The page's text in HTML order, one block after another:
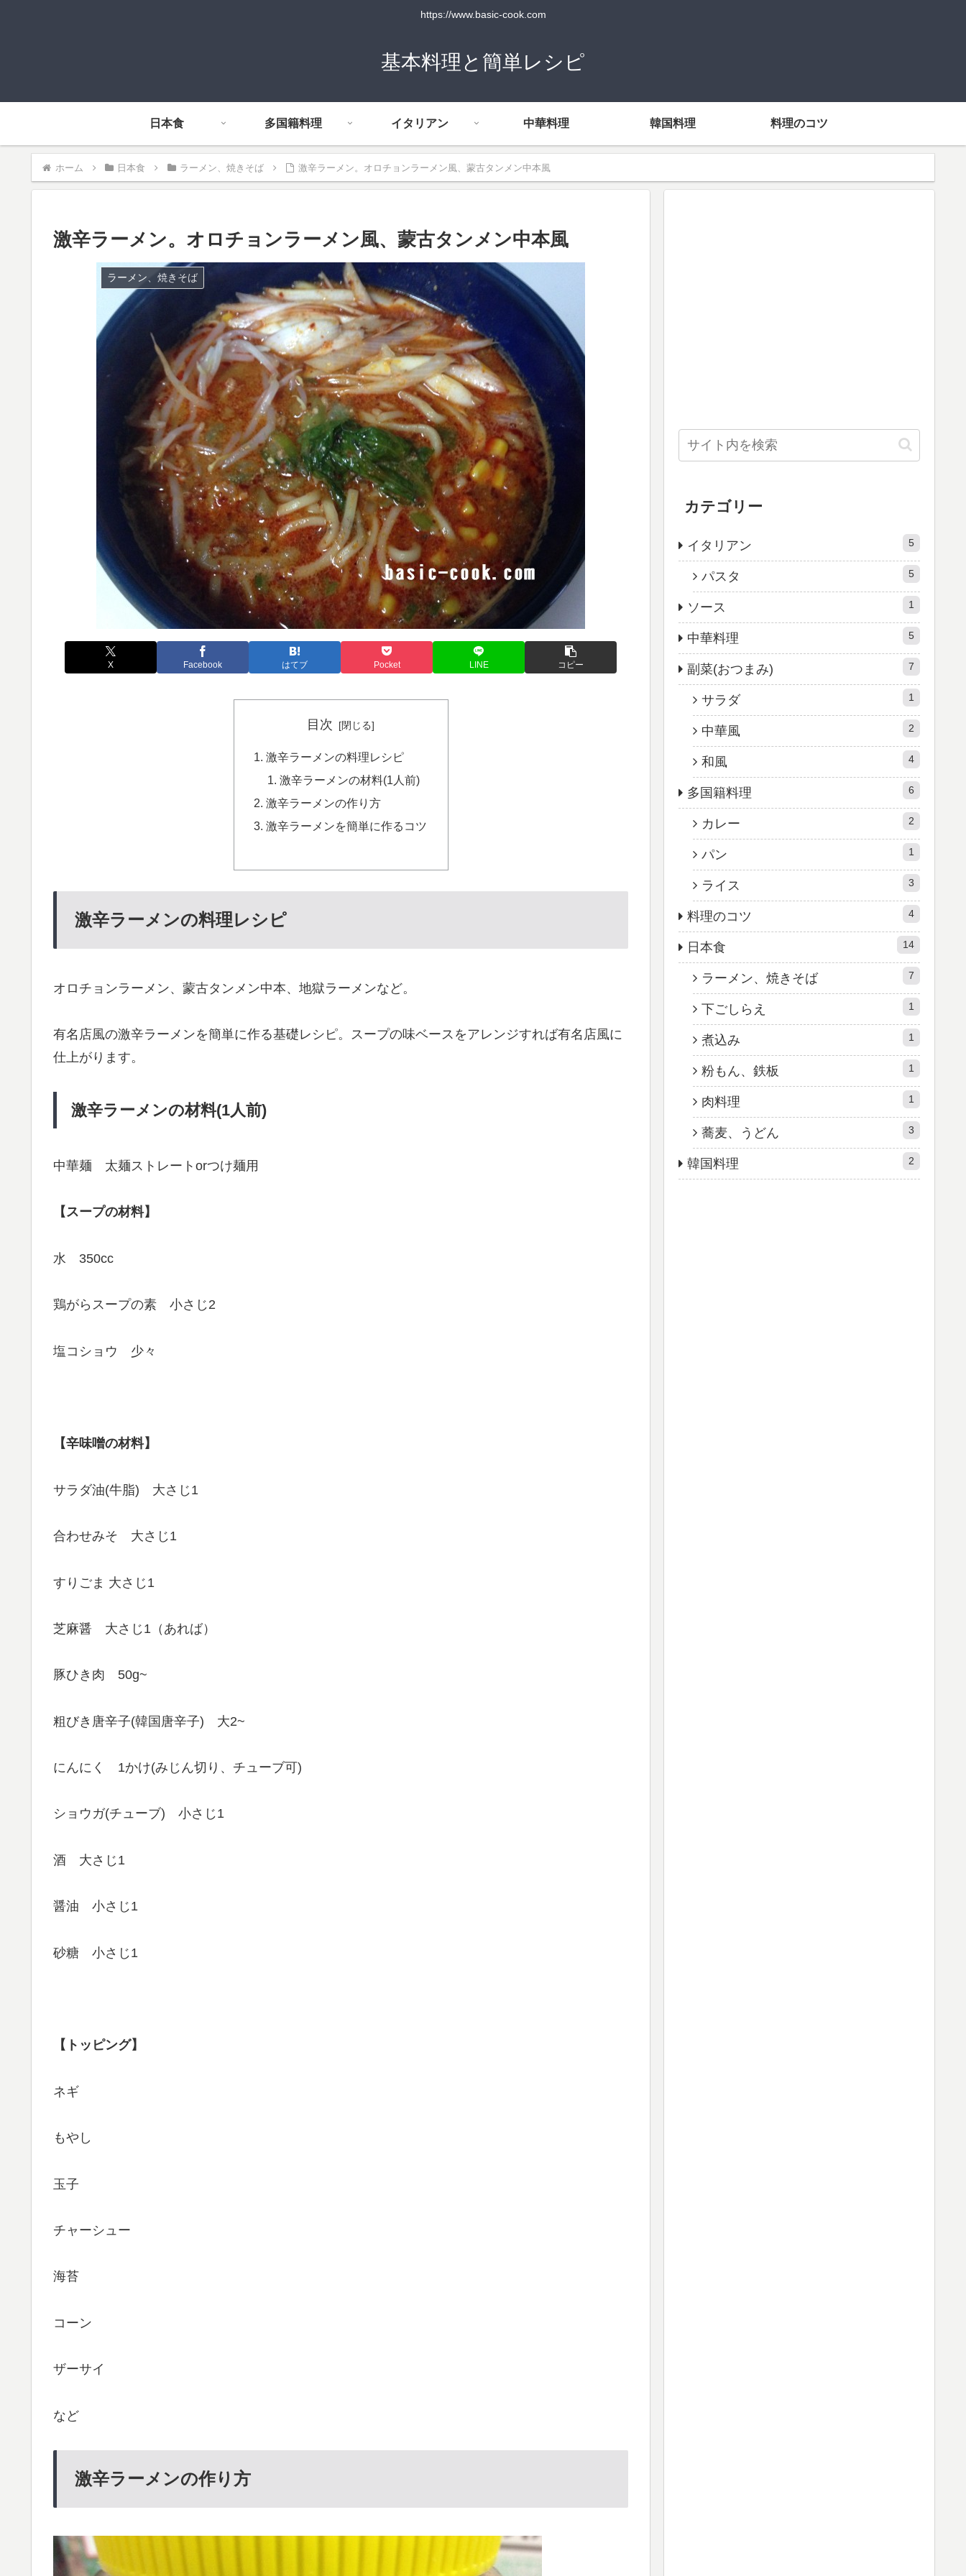
https://www.basic-cook.com
基本料理と簡単レシピ
日本食 多国籍料理 イタリアン 中華料理 韓国料理 料理のコツ
ホーム 日本食 ラーメン、焼きそば 激辛ラーメン。オロチョンラーメン風、蒙古タンメン中本風
激辛ラーメン。オロチョンラーメン風、蒙古タンメン中本風
ラーメン、焼きそば
X Facebook はてブ Pocket LINE コピー
目次
激辛ラーメンの料理レシピ
激辛ラーメンの材料(1人前)
激辛ラーメンの作り方
激辛ラーメンを簡単に作るコツ
激辛ラーメンの料理レシピ
オロチョンラーメン、蒙古タンメン中本、地獄ラーメンなど。
有名店風の激辛ラーメンを簡単に作る基礎レシピ。スープの味ベースをアレンジすれば有名店風に
仕上がります。
激辛ラーメンの材料(1人前)
中華麺 太麺ストレートorつけ麺用
【スープの材料】
水 350cc
鶏がらスープの素 小さじ2
塩コショウ 少々
【辛味噌の材料】
サラダ油(牛脂) 大さじ1
合わせみそ 大さじ1
すりごま 大さじ1
芝麻醤 大さじ1（あれば）
豚ひき肉 50g~
粗びき唐辛子(韓国唐辛子) 大2~
にんにく 1かけ(みじん切り、チューブ可)
ショウガ(チューブ) 小さじ1
酒 大さじ1
醤油 小さじ1
砂糖 小さじ1
【トッピング】
ネギ
もやし
玉子
チャーシュー
海苔
コーン
ザーサイ
など
激辛ラーメンの作り方
カテゴリー
イタリアン 5
パスタ 5
ソース 1
中華料理 5
副菜(おつまみ) 7
サラダ 1
中華風 2
和風 4
多国籍料理 6
カレー 2
パン 1
ライス 3
料理のコツ 4
日本食 14
ラーメン、焼きそば 7
下ごしらえ 1
煮込み 1
粉もん、鉄板 1
肉料理 1
蕎麦、うどん 3
韓国料理 2